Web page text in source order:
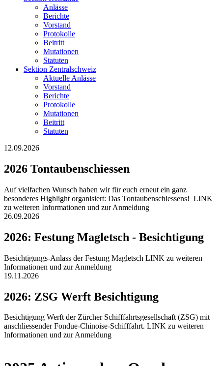
Anlässe
Berichte
Vorstand
Protokolle
Beitritt
Mutationen
Statuten
Sektion Zentralschweiz
Aktuelle Anlässe
Vorstand
Berichte
Protokolle
Mutationen
Beitritt
Statuten
12.09.2026
2026 Tontaubenschiessen
Auf vielfachen Wunsch haben wir für euch erneut ein ganz
besonderes Highlight organisiert: Das Tontaubenschiessens! LINK
zu weiteren Informationen und zur Anmeldung
26.09.2026
2026: Festung Magletsch - Besichtigung
Besichtigungs-Anlass der Festung Magletsch LINK zu weiteren
Informationen und zur Anmeldung
19.11.2026
2026: ZSG Werft Besichtigung
Besichtigung Werft der Zürcher Schifffahrtsgesellschaft (ZSG) mit
anschliessender Fondue-Chinoise-Schifffahrt. LINK zu weiteren
Informationen und zur Anmeldung